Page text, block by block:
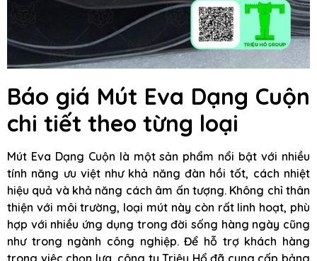
Báo giá Mút Eva Dạng Cuộn
chi tiết theo từng loại
Mút Eva Dạng Cuộn là một sản phẩm nổi bật với nhiều
tính năng ưu việt như khả năng đàn hồi tốt, cách nhiệt
hiệu quả và khả năng cách âm ấn tượng. Không chỉ thân
thiện với môi trường, loại mút này còn rất linh hoạt, phù
hợp với nhiều ứng dụng trong đời sống hàng ngày cũng
như trong ngành công nghiệp. Để hỗ trợ khách hàng